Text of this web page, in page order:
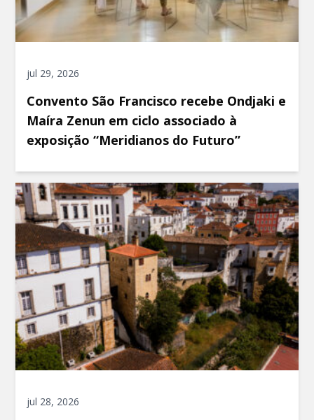
jul 29, 2026
Convento São Francisco recebe Ondjaki e
Maíra Zenun em ciclo associado à
exposição “Meridianos do Futuro”
jul 28, 2026